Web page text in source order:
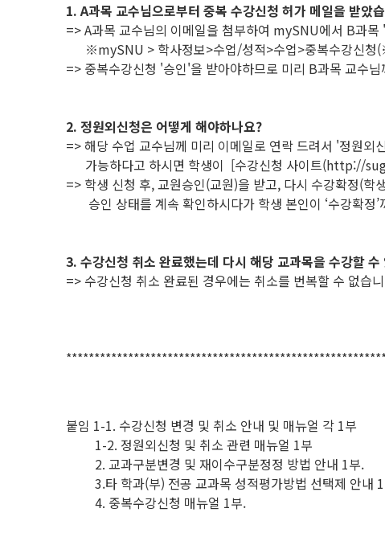
1. A과목 교수님으로부터 중복 수강신청 허가 메일을 받았
=> A과목 교수님의 이메일을 첨부하여 mySNU에서 B과
※mySNU > 학사정보>수업/성적>수업>중복수강신청
=> 중복수강신청 '승인'을 받아야하므로 미리 B과목 교수
2. 정원외신청은 어떻게 해야하나요?
=> 해당 수업 교수님께 미리 이메일로 연락 드려서 '정원외
가능하다고 하시면 학생이 [수강신청 사이트(http://
=> 학생 신청 후, 교원승인(교원)을 받고, 다시 수강확정(학
승인 상태를 계속 확인하시다가 학생 본인이 ‘수강확정’
3. 수강신청 취소 완료했는데 다시 해당 교과목을 수강할 수
=> 수강신청 취소 완료된 경우에는 취소를 번복할 수 없습
붙임 1-1. 수강신청 변경 및 취소 안내 및 매뉴얼 각 1부
1-2. 정원외신청 및 취소 관련 매뉴얼 1부
2. 교과구분변경 및 재이수구분정정 방법 안내 1부.
3.타 학과(부) 전공 교과목 성적평가방법 선택제 안내
4. 중복수강신청 매뉴얼 1부.